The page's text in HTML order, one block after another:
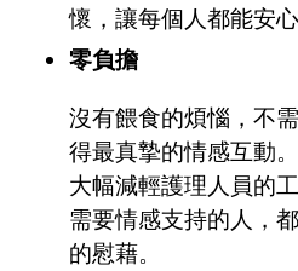
懷，讓每個人都能安心
零負擔
沒有餵食的煩惱，不
得最真摯的情感互動
大幅減輕護理人員的
需要情感支持的人，
的慰藉。